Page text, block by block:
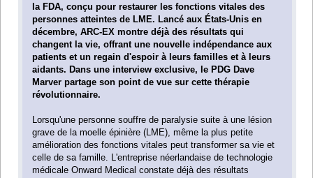
la FDA, conçu pour restaurer les fonctions vitales des
personnes atteintes de LME. Lancé aux États-Unis en
décembre, ARC-EX montre déjà des résultats qui
changent la vie, offrant une nouvelle indépendance aux
patients et un regain d'espoir à leurs familles et à leurs
aidants. Dans une interview exclusive, le PDG Dave
Marver partage son point de vue sur cette thérapie
révolutionnaire.
Lorsqu'une personne souffre de paralysie suite à une lésion
grave de la moelle épinière (LME), même la plus petite
amélioration des fonctions vitales peut transformer sa vie et
celle de sa famille. L'entreprise néerlandaise de technologie
médicale Onward Medical constate déjà des résultats